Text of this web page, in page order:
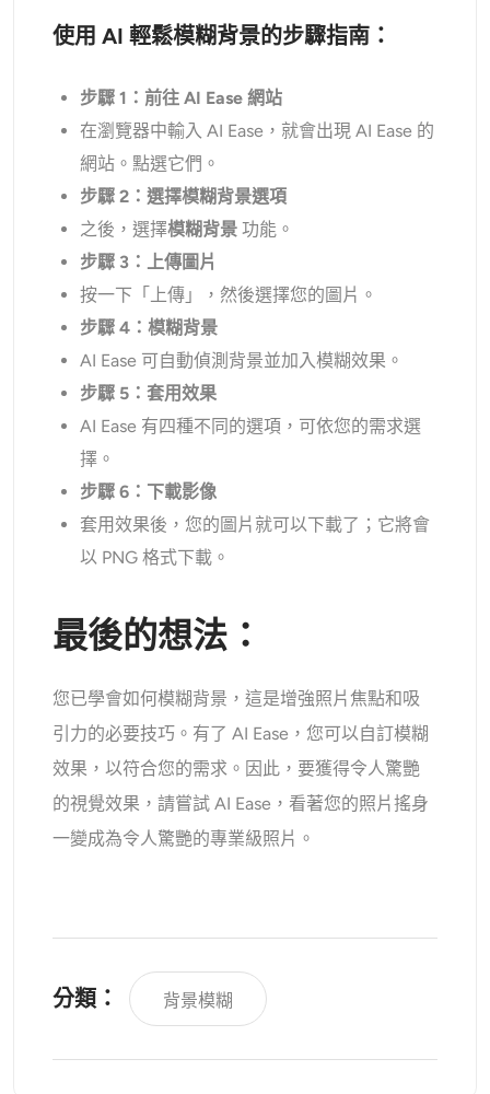
使用 AI 輕鬆模糊背景的步驟指南：
步驟 1：前往 AI Ease 網站
在瀏覽器中輸入 AI Ease，就會出現 AI Ease 的
網站。點選它們。
步驟 2：選擇模糊背景選項
之後，選擇模糊背景功能。
步驟 3：上傳圖片
按一下「上傳」，然後選擇您的圖片。
步驟 4：模糊背景
AI Ease 可自動偵測背景並加入模糊效果。
步驟 5：套用效果
AI Ease 有四種不同的選項，可依您的需求選
擇。
步驟 6：下載影像
套用效果後，您的圖片就可以下載了；它將會
以 PNG 格式下載。
最後的想法：
您已學會如何模糊背景，這是增強照片焦點和吸
引力的必要技巧。有了 AI Ease，您可以自訂模糊
效果，以符合您的需求。因此，要獲得令人驚艷
的視覺效果，請嘗試 AI Ease，看著您的照片搖身
一變成為令人驚艷的專業級照片。
分類： 背景模糊